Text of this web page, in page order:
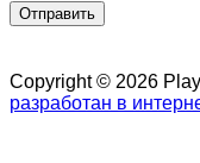
Отправить
Copyright © 2026
разработан в